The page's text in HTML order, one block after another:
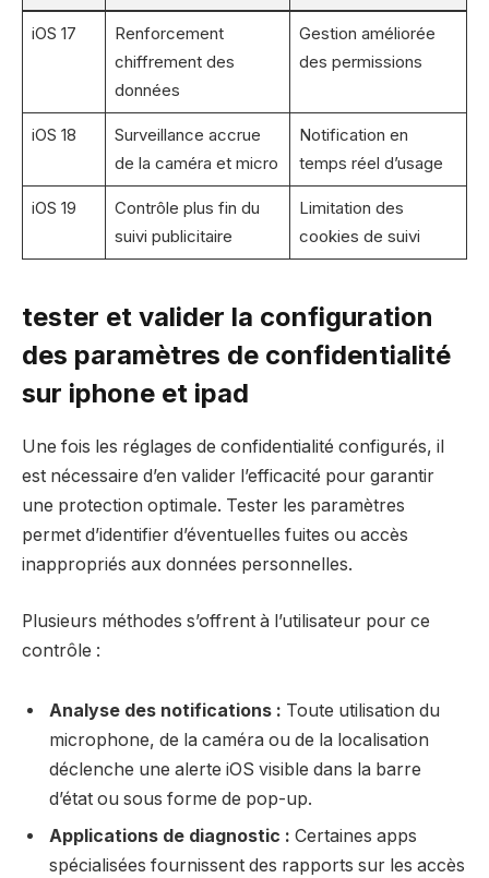
iOS 17
Renforcement
chiffrement des
données
Gestion améliorée
des permissions
iOS 18
Surveillance accrue
de la caméra et micro
Notification en
temps réel d’usage
iOS 19
Contrôle plus fin du
suivi publicitaire
Limitation des
cookies de suivi
tester et valider la configuration
des paramètres de confidentialité
sur iphone et ipad
Une fois les réglages de confidentialité configurés, il
est nécessaire d’en valider l’efficacité pour garantir
une protection optimale. Tester les paramètres
permet d’identifier d’éventuelles fuites ou accès
inappropriés aux données personnelles.
Plusieurs méthodes s’offrent à l’utilisateur pour ce
contrôle :
Analyse des notifications : Toute utilisation du
microphone, de la caméra ou de la localisation
déclenche une alerte iOS visible dans la barre
d’état ou sous forme de pop-up.
Applications de diagnostic : Certaines apps
spécialisées fournissent des rapports sur les accès